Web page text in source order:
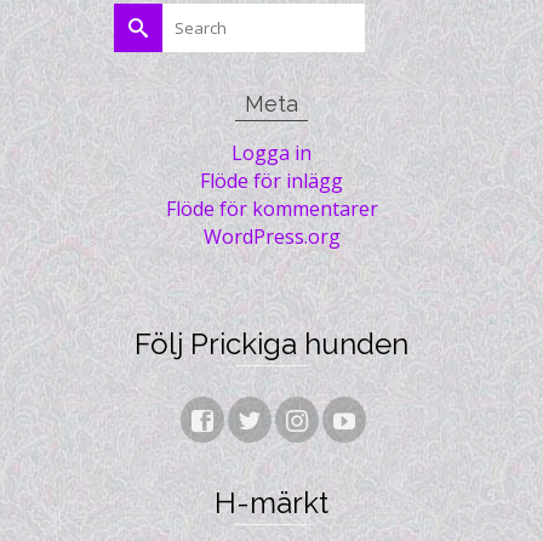
Search
for:
Meta
Logga in
Flöde för inlägg
Flöde för kommentarer
WordPress.org
Följ Prickiga hunden
H-märkt